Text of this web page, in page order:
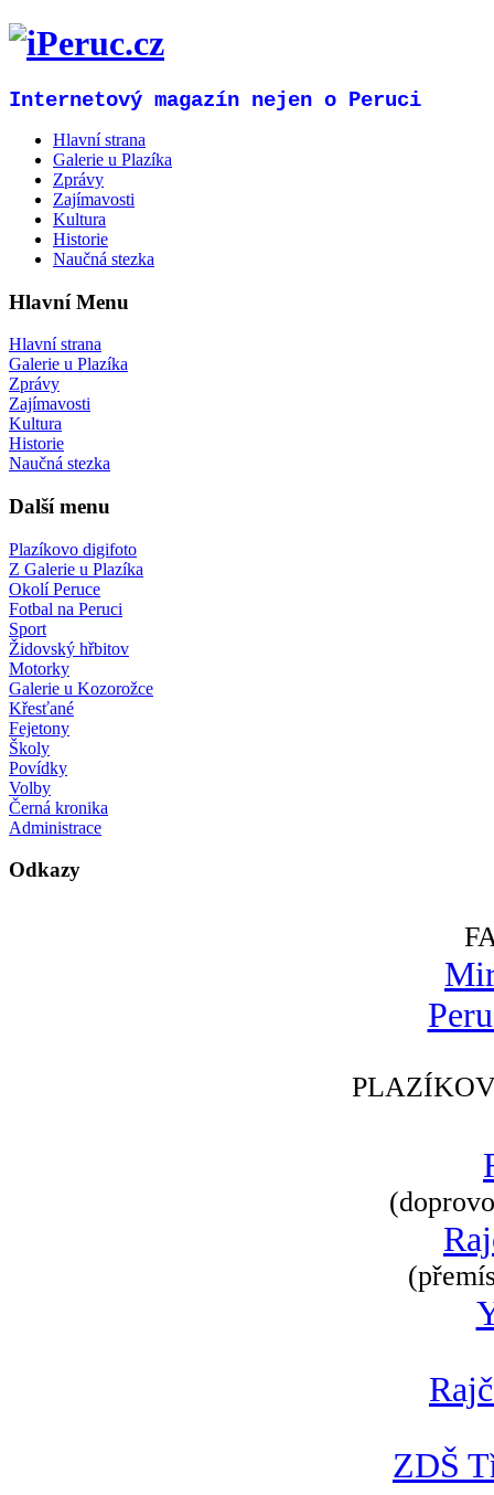
Internetový magazín nejen o Peruci
Hlavní strana
Galerie u Plazíka
Zprávy
Zajímavosti
Kultura
Historie
Naučná stezka
Hlavní Menu
Hlavní strana
Galerie u Plazíka
Zprávy
Zajímavosti
Kultura
Historie
Naučná stezka
Další menu
Plazíkovo digifoto
Z Galerie u Plazíka
Okolí Peruce
Fotbal na Peruci
Sport
Židovský hřbitov
Motorky
Galerie u Kozorožce
Křesťané
Fejetony
Školy
Povídky
Volby
Černá kronika
Administrace
Odkazy
ZDŠ